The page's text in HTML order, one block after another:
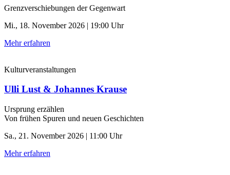
Grenzverschiebungen der Gegenwart
Mi., 18. November 2026 | 19:00 Uhr
Mehr erfahren
Kulturveranstaltungen
Ulli Lust & Johannes Krause
Ursprung erzählen
Von frühen Spuren und neuen Geschichten
Sa., 21. November 2026 | 11:00 Uhr
Mehr erfahren